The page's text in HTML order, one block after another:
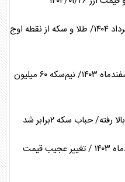
آخرین قیمت طلا و سکه امروز ۱۹ خرداد ۱۴۰۴/ طلا و سکه از نقطه اوج
قیمت سکه، نیم‌سکه، ربع‌سکه ۲۹ اسفندماه ۱۴۰۳/ نیم‌سکه ۶۰ میلیون
حباب سکه ۲برابر شد
قیمت طلا، سکه و ارز امروز ۹ اسفندماه ۱۴۰۳ / تغییر عجیب قیمت